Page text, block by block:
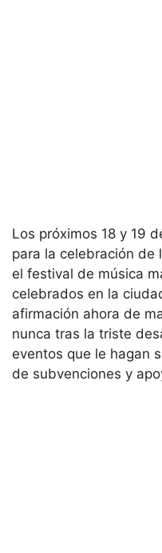
Los próximos 18 y 19
para la celebración de
el festival de música
celebrados en la
afirmación ahora de
nunca tras la triste
eventos que le hagan
de subvenciones y